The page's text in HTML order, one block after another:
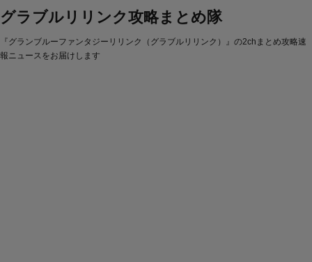
グラブルリリンク攻略まとめ隊
『グランブルーファンタジーリリンク（グラブルリリンク）』の2chまとめ攻略速
報ニュースをお届けします